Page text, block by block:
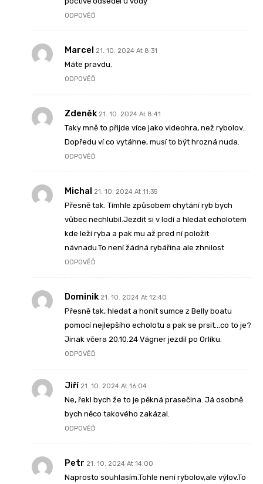
ODPOVĚĎ
Marcel 21. 10. 2024 At 8:31
Máte pravdu.
ODPOVĚĎ
Zdeněk 21. 10. 2024 At 8:41
Taky mně to přijde více jako videohra, než rybolov..
Dopředu ví co vytáhne, musí to být hrozná nuda.
ODPOVĚĎ
Michal 21. 10. 2024 At 11:35
Přesně tak. Tímhle způsobem chytání ryb bych
vůbec nechlubil.Jezdit si v lodí a hledat echolotem
kde leží ryba a pak mu až pred ní položit
návnadu.To není žádná rybářina ale zhnilost
ODPOVĚĎ
Dominik 21. 10. 2024 At 12:40
Přesně tak, hledat a honit sumce z Belly boatu
pomocí nejlepšího echolotu a pak se prsit…co to je?
Jinak včera 20.10.24 Vágner jezdil po Orlíku.
ODPOVĚĎ
Jiří 21. 10. 2024 At 16:04
Ne, řekl bych že to je pěkná prasečina. Já osobně
bych něco takového zakázal.
ODPOVĚĎ
Petr 21. 10. 2024 At 14:00
Naprosto souhlasím.Tohle není rybolov,ale výlov.To